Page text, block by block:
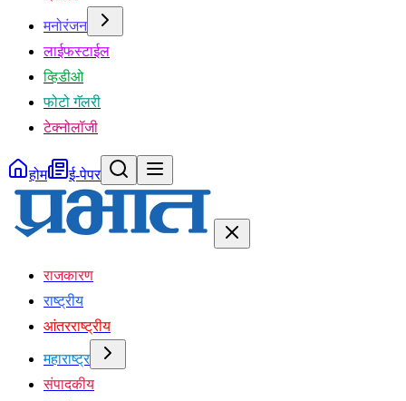
मनोरंजन
लाईफस्टाईल
व्हिडीओ
फोटो गॅलरी
टेक्नोलॉजी
होम ई-पेपर
राजकारण
राष्ट्रीय
आंतरराष्ट्रीय
महाराष्ट्र
संपादकीय